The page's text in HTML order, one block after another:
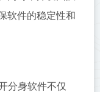
软件的稳定性和
分身软件不仅